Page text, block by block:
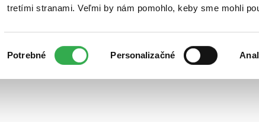
tretími stranami. Veľmi by nám pomohlo, keby sme mohli
súhlasu
Potrebné Personalizačné